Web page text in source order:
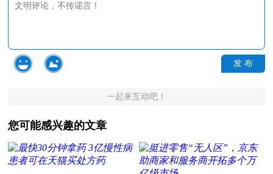
发 布
一起来互动吧！
您可能感兴趣的文章